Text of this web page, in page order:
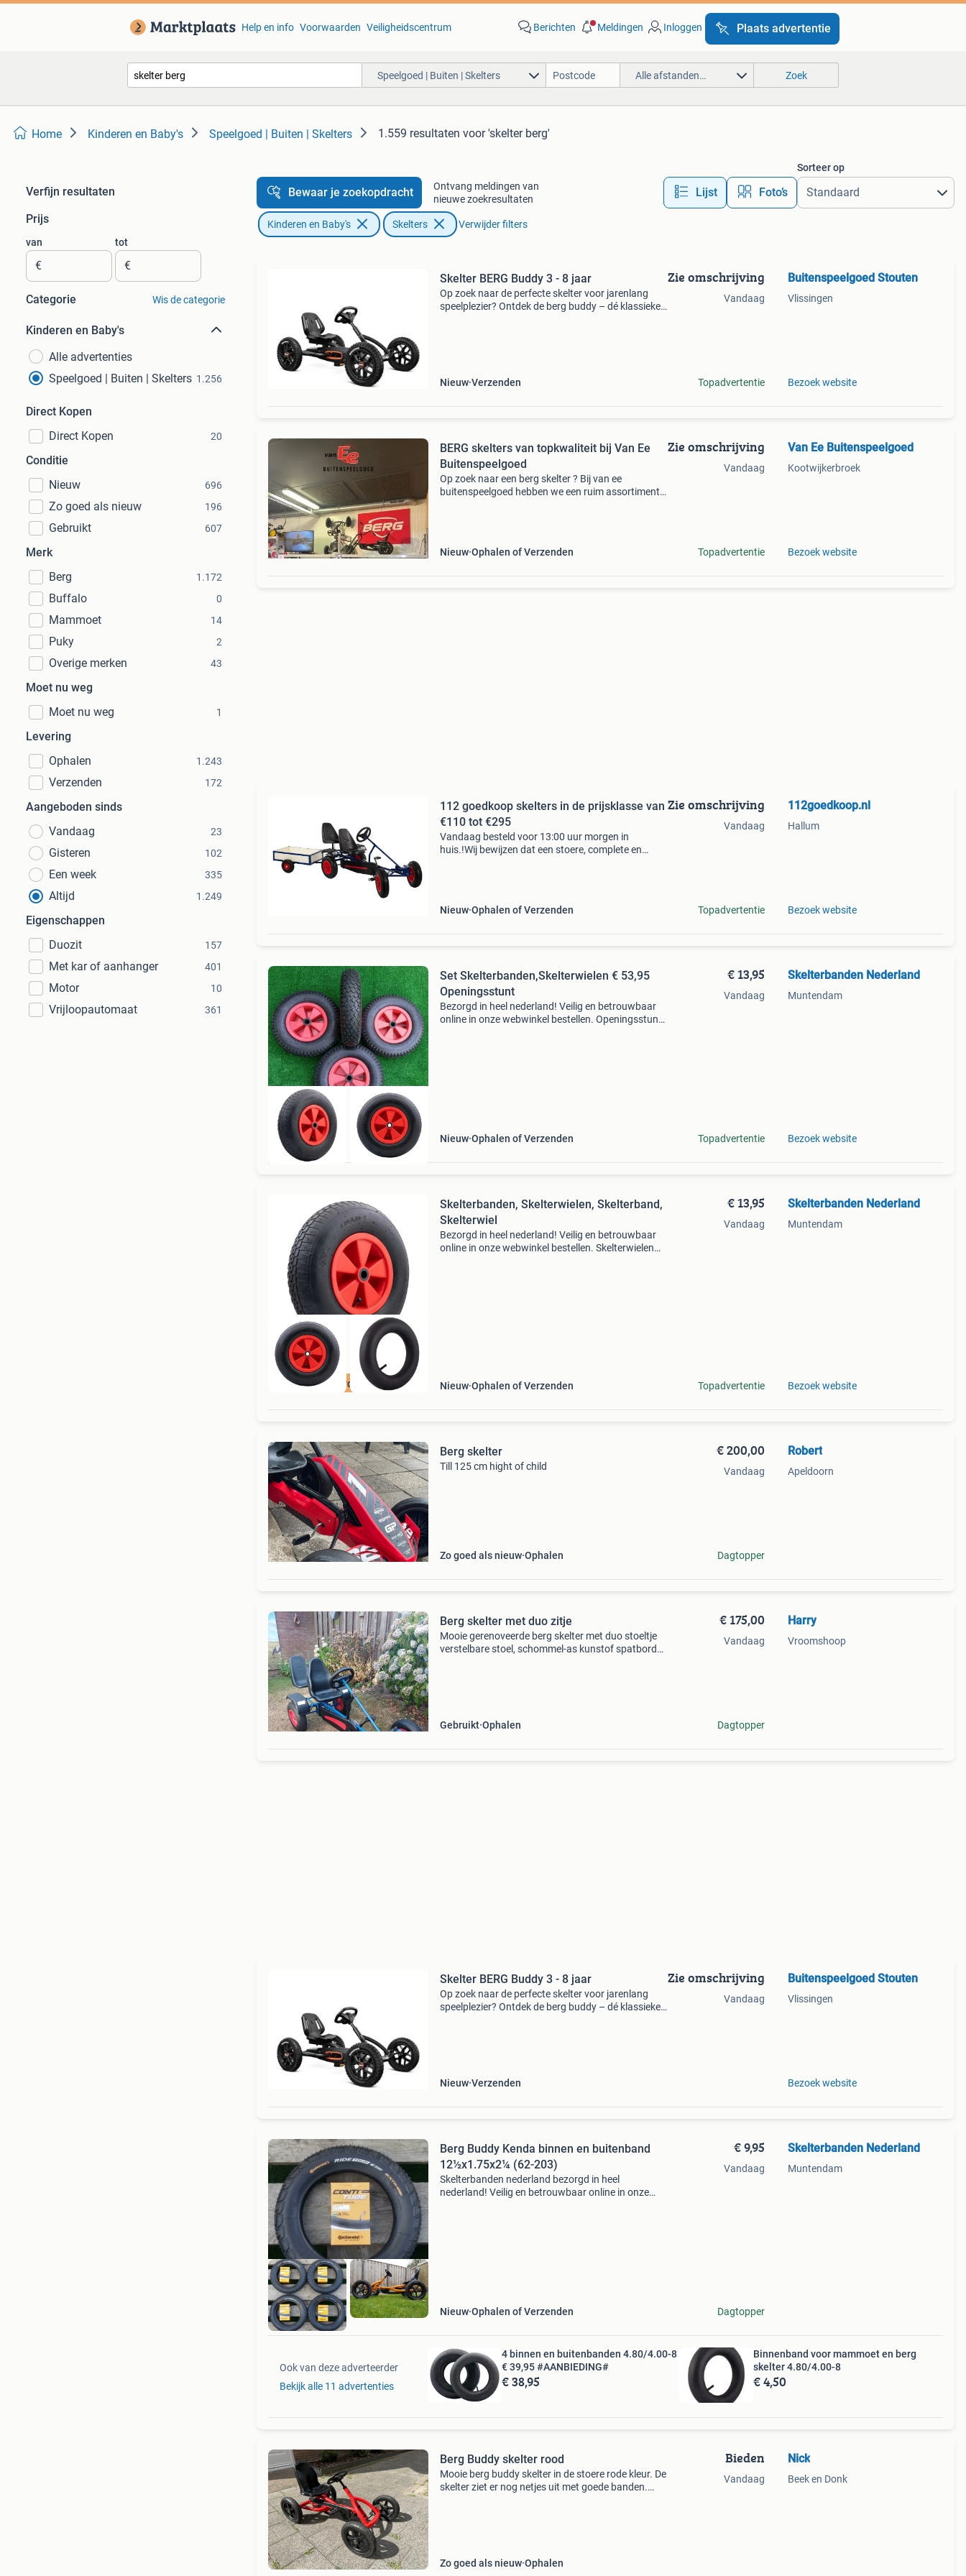
Help en info Voorwaarden Veiligheidscentrum Berichten Meldingen Inloggen Plaats advertentie
Speelgoed | Buiten | Skelters Alle afstanden… Zoek
Home Kinderen en Baby's Speelgoed | Buiten | Skelters 1.559 resultaten voor 'skelter berg'
Verfijn resultaten
Prijs
van
€
tot
€
Categorie Wis de categorie
Kinderen en Baby's
Alle advertenties
Speelgoed | Buiten | Skelters 1.256
Direct Kopen
Direct Kopen
20
Conditie
Nieuw
696
Zo goed als nieuw 196
Gebruikt 607
Merk
Berg
1.172
Buffalo 0
Mammoet 14
Puky 2
Overige merken 43
Moet nu weg
Moet nu weg
1
Levering
Ophalen
1.243
Verzenden 172
Aangeboden sinds
Vandaag
23
Gisteren 102
Een week 335
Altijd 1.249
Eigenschappen
Duozit
157
Met kar of aanhanger 401
Motor 10
Vrijloopautomaat 361
Bewaar je zoekopdracht
Ontvang meldingen van
nieuwe zoekresultaten
Lijst Foto’s
Sorteer op
Kinderen en Baby's Skelters Verwijder filters
Skelter BERG Buddy 3 - 8 jaar
Op zoek naar de perfecte skelter voor jarenlang
speelplezier? Ontdek de berg buddy – dé klassieker
Nieuw Verzenden
Zie omschrijving
Vandaag
Topadvertentie
Buitenspeelgoed Stouten
Vlissingen
Bezoek website
BERG skelters van topkwaliteit bij Van Ee
Buitenspeelgoed
Op zoek naar een berg skelter ? Bij van ee
buitenspeelgoed hebben we een ruim assortiment
Nieuw Ophalen of Verzenden
Zie omschrijving
Vandaag
Topadvertentie
Van Ee Buitenspeelgoed
Kootwijkerbroek
Bezoek website
112 goedkoop skelters in de prijsklasse van
€110 tot €295
Vandaag besteld voor 13:00 uur morgen in
huis.!Wij bewijzen dat een stoere, complete en
Nieuw Ophalen of Verzenden
Zie omschrijving
Vandaag
Topadvertentie
112goedkoop.nl
Hallum
Bezoek website
Set Skelterbanden,Skelterwielen € 53,95
Openingsstunt
Bezorgd in heel nederland! Veilig en betrouwbaar
online in onze webwinkel bestellen. Openingsstunt
Nieuw Ophalen of Verzenden
€ 13,95
Vandaag
Topadvertentie
Skelterbanden Nederland
Muntendam
Bezoek website
Voordelig
Skelterbanden, Skelterwielen, Skelterband,
Skelterwiel
Bezorgd in heel nederland! Veilig en betrouwbaar
online in onze webwinkel bestellen. Skelterwielen
Nieuw Ophalen of Verzenden
€ 13,95
Vandaag
Topadvertentie
Skelterbanden Nederland
Muntendam
Bezoek website
Berg skelter
Till 125 cm hight of child
Zo goed als nieuw Ophalen
€ 200,00
Vandaag
Dagtopper
Robert
Apeldoorn
Berg skelter met duo zitje
Mooie gerenoveerde berg skelter met duo stoeltje
verstelbare stoel, schommel-as kunstof spatborden
Gebruikt Ophalen
€ 175,00
Vandaag
Dagtopper
Harry
Vroomshoop
Skelter BERG Buddy 3 - 8 jaar
Op zoek naar de perfecte skelter voor jarenlang
speelplezier? Ontdek de berg buddy – dé klassieker
Nieuw Verzenden
Zie omschrijving
Vandaag
Buitenspeelgoed Stouten
Vlissingen
Bezoek website
Berg Buddy Kenda binnen en buitenband
12½x1.75x2¼ (62-203)
Skelterbanden nederland bezorgd in heel
nederland! Veilig en betrouwbaar online in onze
Nieuw Ophalen of Verzenden
€ 9,95
Vandaag
Dagtopper
Skelterbanden Nederland
Muntendam
Ook van deze adverteerder
Bekijk alle 11 advertenties
4 binnen en buitenbanden 4.80/4.00-8
€ 39,95 #AANBIEDING#
€ 38,95
Binnenband voor mammoet en berg
skelter 4.80/4.00-8
€ 4,50
Berg Buddy skelter rood
Mooie berg buddy skelter in de stoere rode kleur. De
skelter ziet er nog netjes uit met goede banden.
Zo goed als nieuw Ophalen
Bieden
Vandaag
Nick
Beek en Donk